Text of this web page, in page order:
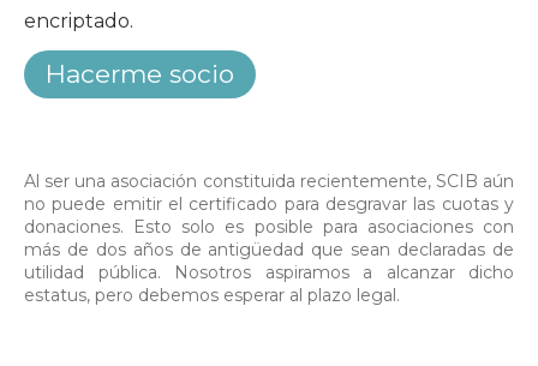
encriptado.
Al ser una asociación constituida recientemente, SCIB aún
no puede emitir el certificado para desgravar las cuotas y
donaciones. Esto solo es posible para asociaciones con
más de dos años de antigüedad que sean declaradas de
utilidad pública. Nosotros aspiramos a alcanzar dicho
estatus, pero debemos esperar al plazo legal.